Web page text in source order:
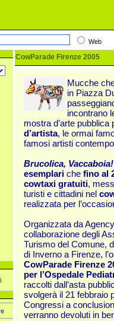
Web
CowParade Firenze 2005
Mucche
in Piazza
incontrano
mostra d’arte
d’artista, le ormai
famosi artisti
Brucolica, Vaccaboia!
esemplari che fino al
cowtaxi gratuiti,
turisti e cittadini nel
realizzata per
Organizzata da
collaborazione degli
Turismo del Comune,
di Inverno a Firenze,
CowParade Firenze
per l’Ospedale
raccolti dall’asta
svolgerà il 21 febbraio
Congressi a
verranno devoluti in